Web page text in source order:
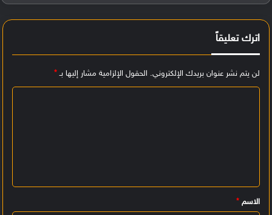
اترك تعليقاً
لن يتم نشر عنوان بريدك الإلكتروني. الحقول الإلزامية مشار إليها بـ*
ي
ق
الاسم *